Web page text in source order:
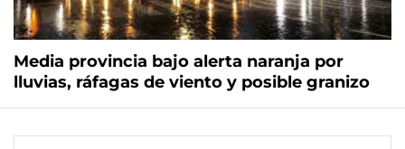
Media provincia bajo alerta naranja por
lluvias, ráfagas de viento y posible granizo